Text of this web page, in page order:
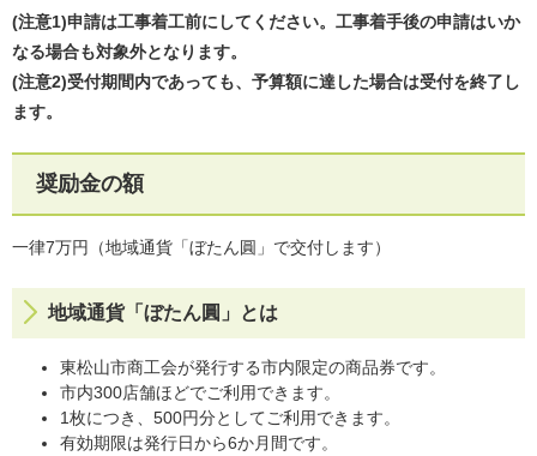
(注意1)申請は工事着工前にしてください。工事着手後の申請はいか
なる場合も対象外となります。
(注意2)受付期間内であっても、予算額に達した場合は受付を終了し
ます。
奨励金の額
一律7万円（地域通貨「ぼたん圓」で交付します）
地域通貨「ぼたん圓」とは
東松山市商工会が発行する市内限定の商品券です。
市内300店舗ほどでご利用できます。
1枚につき、500円分としてご利用できます。
有効期限は発行日から6か月間です。